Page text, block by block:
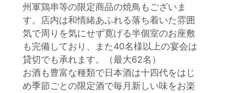
州軍鶏串等の限定商品の焼鳥もございま
す。店内は和情緒あふれる落ち着いた雰囲
気で周りを気にせず寛げる半個室のお座敷
も完備しており、また40名様以上の宴会は
貸切でも承れます。（最大62名）
お酒も豊富な種類で日本酒は十四代をはじ
め季節ごとの限定酒で毎月新しい味をお楽